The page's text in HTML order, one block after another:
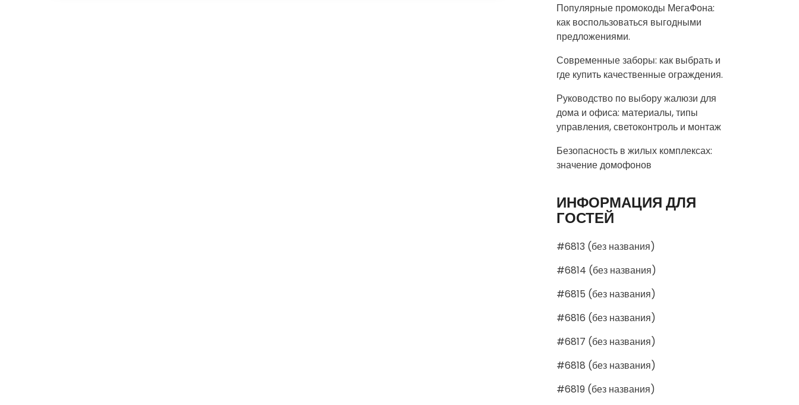
Популярные промокоды МегаФона:
как воспользоваться выгодными
предложениями.
Современные заборы: как выбрать и
где купить качественные ограждения.
Руководство по выбору жалюзи для
дома и офиса: материалы, типы
управления, светоконтроль и монтаж
Безопасность в жилых комплексах:
значение домофонов
ИНФОРМАЦИЯ ДЛЯ
ГОСТЕЙ
#6813 (без названия)
#6814 (без названия)
#6815 (без названия)
#6816 (без названия)
#6817 (без названия)
#6818 (без названия)
#6819 (без названия)